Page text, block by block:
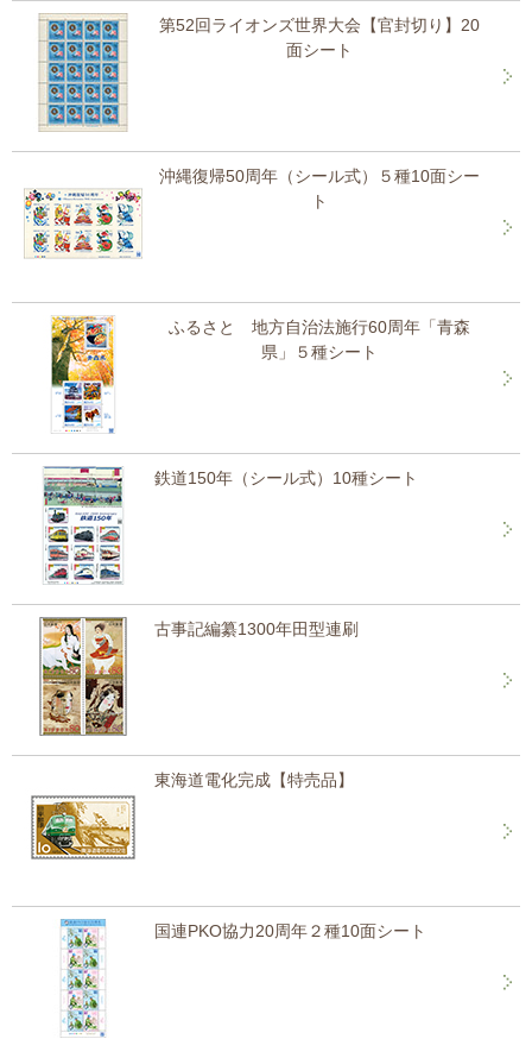
第52回ライオンズ世界大会【官封切り】20
面シート
沖縄復帰50周年（シール式）５種10面シー
ト
ふるさと 地方自治法施行60周年「青森
県」５種シート
鉄道150年（シール式）10種シート
古事記編纂1300年田型連刷
東海道電化完成【特売品】
国連PKO協力20周年２種10面シート